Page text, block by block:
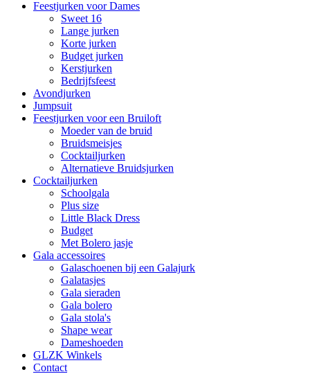
Feestjurken voor Dames
Sweet 16
Lange jurken
Korte jurken
Budget jurken
Kerstjurken
Bedrijfsfeest
Avondjurken
Jumpsuit
Feestjurken voor een Bruiloft
Moeder van de bruid
Bruidsmeisjes
Cocktailjurken
Alternatieve Bruidsjurken
Cocktailjurken
Schoolgala
Plus size
Little Black Dress
Budget
Met Bolero jasje
Gala accessoires
Galaschoenen bij een Galajurk
Galatasjes
Gala sieraden
Gala bolero
Gala stola's
Shape wear
Dameshoeden
GLZK Winkels
Contact